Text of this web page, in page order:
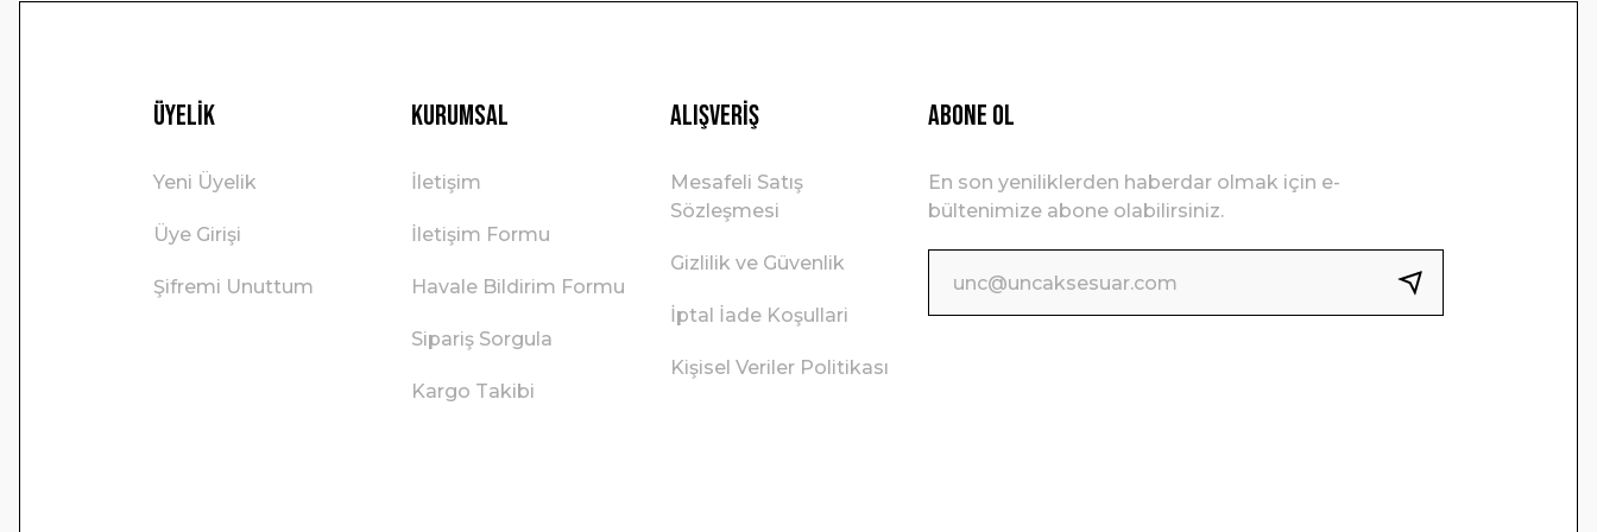
Üyelik
Yeni Üyelik
Üye Girişi
Şifremi Unuttum
Kurumsal
İletişim
İletişim Formu
Havale Bildirim Formu
Sipariş Sorgula
Kargo Takibi
Alışveriş
Mesafeli Satış
Sözleşmesi
Gizlilik ve Güvenlik
İptal İade Koşullari
Kişisel Veriler Politikası
ABONE OL
En son yeniliklerden haberdar olmak için e-
bültenimize abone olabilirsiniz.